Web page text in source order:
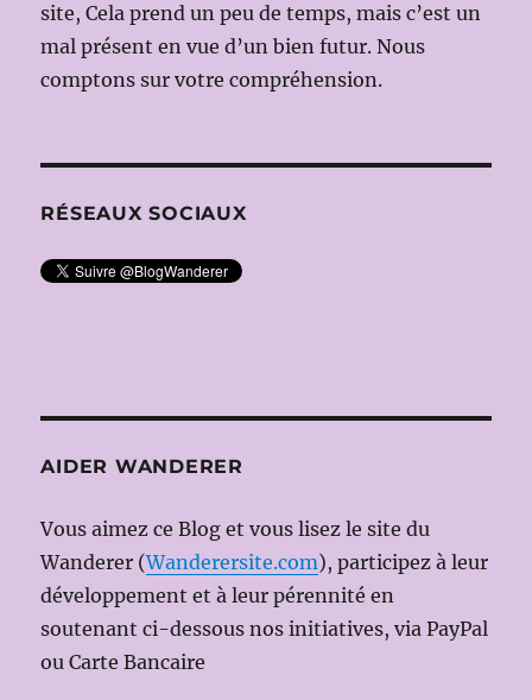
site, Cela prend un peu de temps, mais c’est un
mal présent en vue d’un bien futur. Nous
comptons sur votre compréhension.
RÉSEAUX SOCIAUX
AIDER WANDERER
Vous aimez ce Blog et vous lisez le site du
Wanderer (Wanderersite.com), participez à leur
développement et à leur pérennité en
soutenant ci-dessous nos initiatives, via PayPal
ou Carte Bancaire